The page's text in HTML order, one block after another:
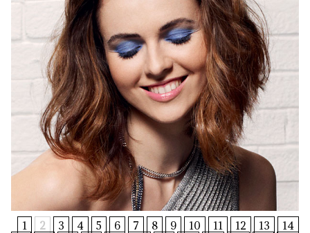
1 2 3 4 5 6 7 8 9 10 11 12 13
14